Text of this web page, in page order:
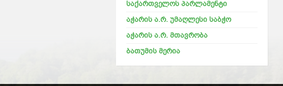
საქართველოს პარლამენტი
აჭარის ა.რ. უმაღლესი საბჭო
აჭარის ა.რ. მთავრობა
ბათუმის მერია